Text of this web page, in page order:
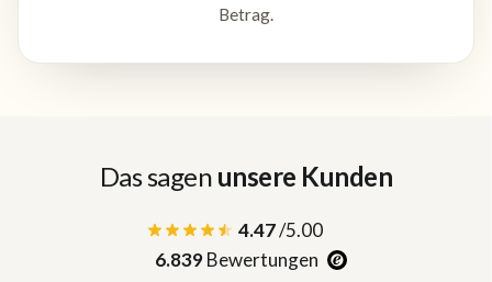
Betrag.
Das sagen unsere Kunden
4.47/5.00
6.839Bewertungen